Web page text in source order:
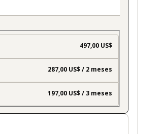
497,00 US$
287,00 US$ / 2 meses
197,00 US$ / 3 meses